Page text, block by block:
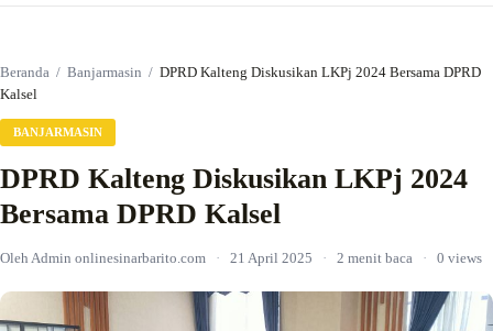
Beranda / Banjarmasin / DPRD Kalteng Diskusikan LKPj 2024 Bersama DPRD
Kalsel
BANJARMASIN
DPRD Kalteng Diskusikan LKPj 2024
Bersama DPRD Kalsel
Oleh Admin onlinesinarbarito.com · 21 April 2025 · 2 menit baca · 0 views